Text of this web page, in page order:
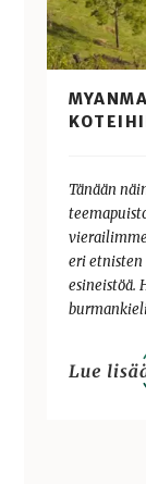
Tänään
vierailimme
eri
esineistöä.